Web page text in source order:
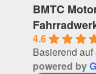
BMTC
4.6
Basierend
powered byG